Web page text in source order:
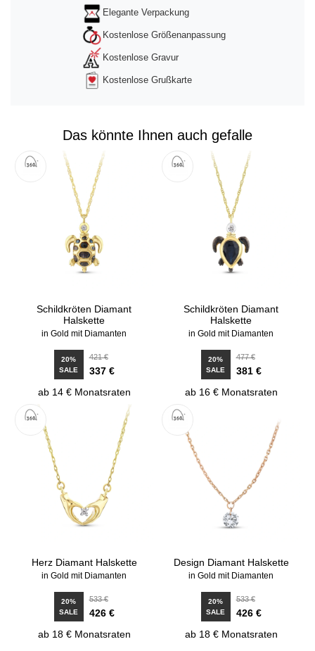
Elegante Verpackung
Kostenlose Größenanpassung
Kostenlose Gravur
Kostenlose Grußkarte
Das könnte Ihnen auch gefalle
Schildkröten Diamant
Halskette
in Gold mit Diamanten
20%
SALE
421 €
337 €
ab 14 € Monatsraten
Schildkröten Diamant
Halskette
in Gold mit Diamanten
20%
SALE
477 €
381 €
ab 16 € Monatsraten
Herz Diamant Halskette
in Gold mit Diamanten
20%
SALE
533 €
426 €
ab 18 € Monatsraten
Design Diamant Halskette
in Gold mit Diamanten
20%
SALE
533 €
426 €
ab 18 € Monatsraten